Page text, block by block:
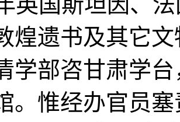
煌遗书及其它
学部咨甘肃学
。惟经办官员